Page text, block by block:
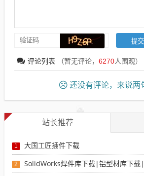
评论列表 （暂无评论， 6270人围观）
还没有评论，来说两
站长推荐
1 大国工匠插件下载
2 SolidWorks焊件库下载|铝型材库下载|附sw